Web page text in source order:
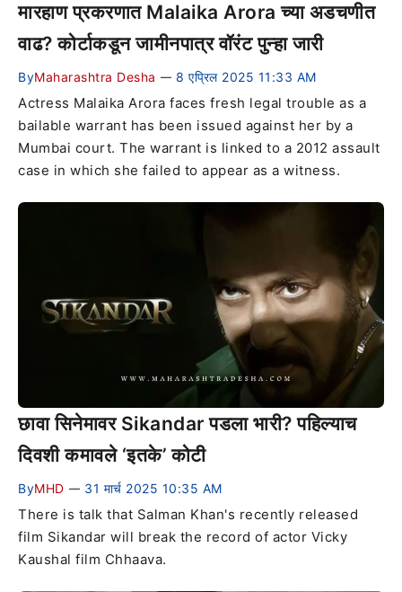
मारहाण प्रकरणात Malaika Arora च्या अडचणीत
वाढ? कोर्टाकडून जामीनपात्र वॉरंट पुन्हा जारी
ByMaharashtra Desha — 8 एप्रिल 2025 11:33 AM
Actress Malaika Arora faces fresh legal trouble as a
bailable warrant has been issued against her by a
Mumbai court. The warrant is linked to a 2012 assault
case in which she failed to appear as a witness.
छावा सिनेमावर Sikandar पडला भारी? पहिल्याच
दिवशी कमावले ‘इतके’ कोटी
ByMHD — 31 मार्च 2025 10:35 AM
There is talk that Salman Khan's recently released
film Sikandar will break the record of actor Vicky
Kaushal film Chhaava.